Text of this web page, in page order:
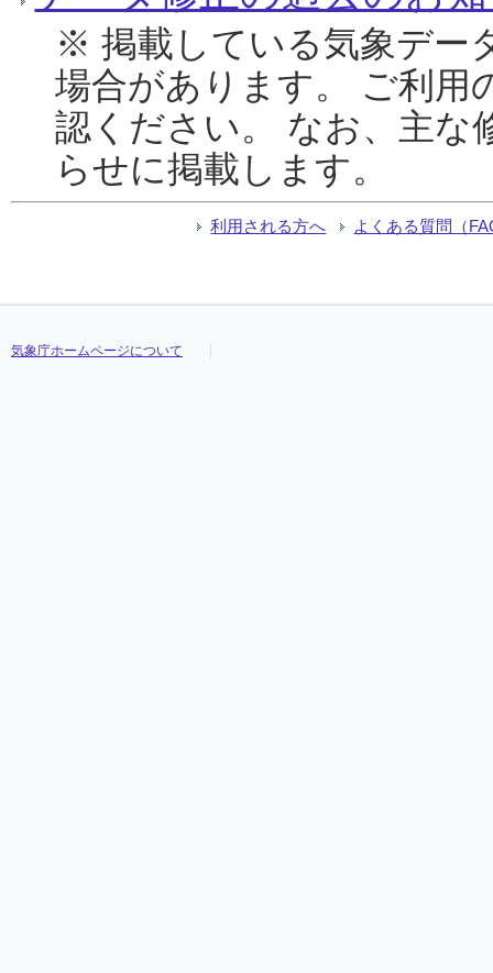
※ 掲載している気象デー
場合があります。 ご利用
認ください。 なお、主な
らせに掲載します。
利用される方へ よくある質問（
気象庁ホームページについて